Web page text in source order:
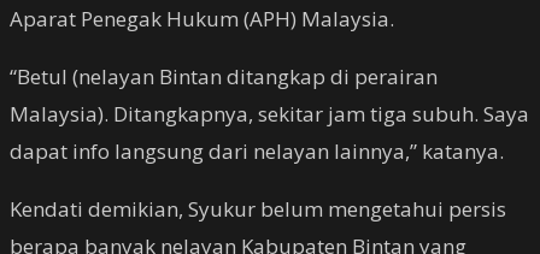
Aparat Penegak Hukum (APH) Malaysia.
“Betul (nelayan Bintan ditangkap di perairan
Malaysia). Ditangkapnya, sekitar jam tiga subuh. Saya
dapat info langsung dari nelayan lainnya,” katanya.
Kendati demikian, Syukur belum mengetahui persis
berapa banyak nelayan Kabupaten Bintan yang